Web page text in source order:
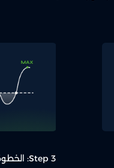
Step 3: الخطوة 3: أغلق صفقتك